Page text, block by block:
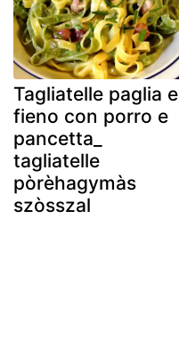
Tagliatelle paglia e
fieno con porro e
pancetta_
tagliatelle
pòrèhagymàs
szòsszal